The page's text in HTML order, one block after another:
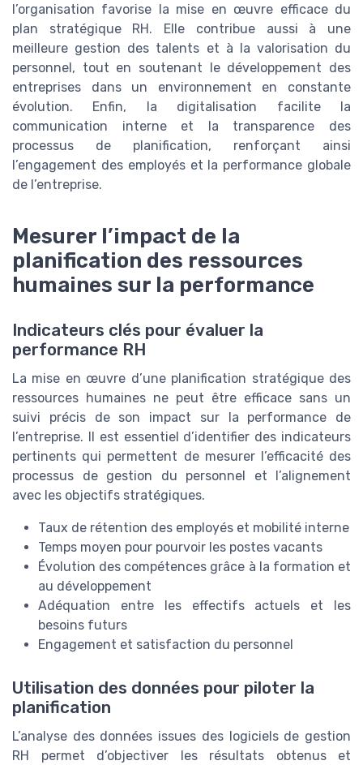
l’organisation favorise la mise en œuvre efficace du
plan stratégique RH. Elle contribue aussi à une
meilleure gestion des talents et à la valorisation du
personnel, tout en soutenant le développement des
entreprises dans un environnement en constante
évolution. Enfin, la digitalisation facilite la
communication interne et la transparence des
processus de planification, renforçant ainsi
l’engagement des employés et la performance globale
de l’entreprise.
Mesurer l’impact de la
planification des ressources
humaines sur la performance
Indicateurs clés pour évaluer la
performance RH
La mise en œuvre d’une planification stratégique des
ressources humaines ne peut être efficace sans un
suivi précis de son impact sur la performance de
l’entreprise. Il est essentiel d’identifier des indicateurs
pertinents qui permettent de mesurer l’efficacité des
processus de gestion du personnel et l’alignement
avec les objectifs stratégiques.
Taux de rétention des employés et mobilité interne
Temps moyen pour pourvoir les postes vacants
Évolution des compétences grâce à la formation et
au développement
Adéquation entre les effectifs actuels et les
besoins futurs
Engagement et satisfaction du personnel
Utilisation des données pour piloter la
planification
L’analyse des données issues des logiciels de gestion
RH permet d’objectiver les résultats obtenus et